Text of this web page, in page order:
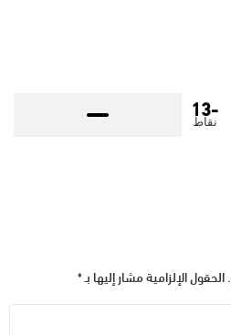
-13
نقاط
الحقول الإلزامية مشار إليها بـ *